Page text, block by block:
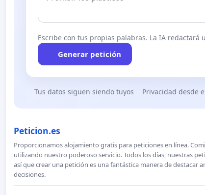
Escribe con tus propias palabras. La IA redactará
Generar petición
Tus datos siguen siendo tuyos Privacidad desde
Peticion.es
Proporcionamos alojamiento gratis para peticiones en línea.
utilizando nuestro poderoso servicio. Todos los días, nuestras
así que crear una petición es una fantástica manera de destacar
decisiones.